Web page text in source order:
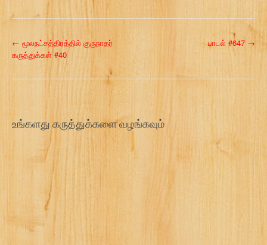
P
n
g
← மூலநட்சத்திரத்தில் குருநாதர்
கருத்துக்கள் #40
பாடல் #647 →
உங்களது கருத்துக்களை வழங்கவும்